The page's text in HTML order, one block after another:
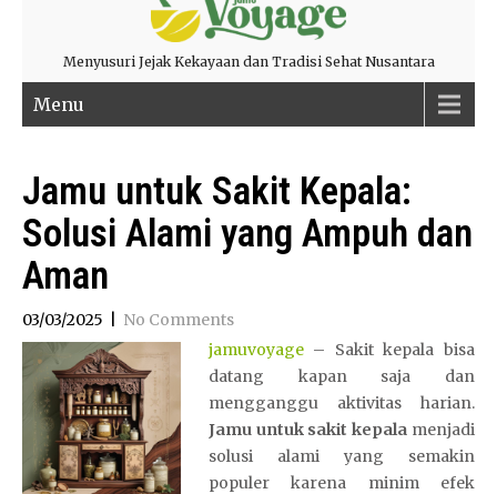
Menyusuri Jejak Kekayaan dan Tradisi Sehat Nusantara
Menu
Jamu untuk Sakit Kepala:
Solusi Alami yang Ampuh dan
Aman
03/03/2025
No Comments
jamuvoyage– Sakit kepala bisa
datang kapan saja dan
mengganggu aktivitas harian.
Jamu untuk sakit kepala menjadi
solusi alami yang semakin
populer karena minim efek